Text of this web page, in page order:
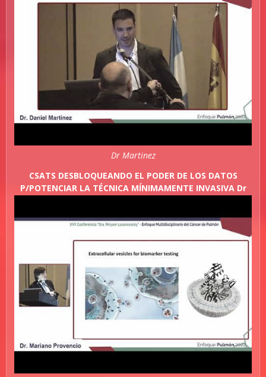
Dr Martinez
CSATS DESBLOQUEANDO EL PODER DE LOS DATOS
P/POTENCIAR LA TÉCNICA MÍNIMAMENTE INVASIVA Dr